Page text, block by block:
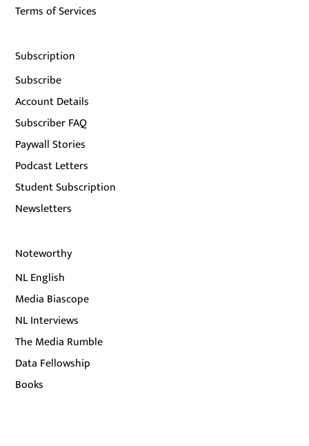
Terms of Services
Subscription
Subscribe
Account Details
Subscriber FAQ
Paywall Stories
Podcast Letters
Student Subscription
Newsletters
Noteworthy
NL English
Media Biascope
NL Interviews
The Media Rumble
Data Fellowship
Books